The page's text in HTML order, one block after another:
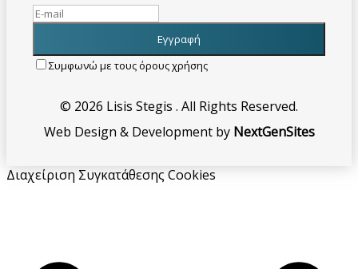
Συμφωνώ με τους όρους χρήσης
© 2026 Lisis Stegis . All Rights Reserved.
Web Design & Development by NextGenSites
Διαχείριση Συγκατάθεσης Cookies